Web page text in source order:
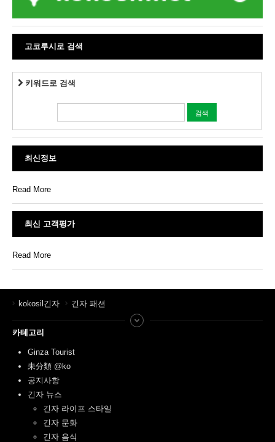
고코루시로 검색
키워드로 검색
최신정보
Read More
최신 고객평가
Read More
kokosil긴자 긴자 패션
카테고리
Ginza Tourist
未分類 @ko
공지사항
긴자 뉴스
긴자 라이프 스타일
긴자 문화
긴자 음식